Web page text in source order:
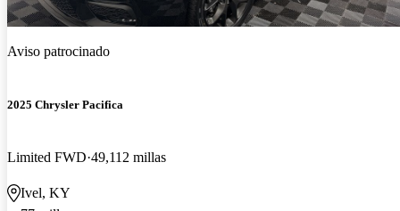
Aviso patrocinado
2025 Chrysler Pacifica
Limited FWD 49,112 millas
Ivel, KY